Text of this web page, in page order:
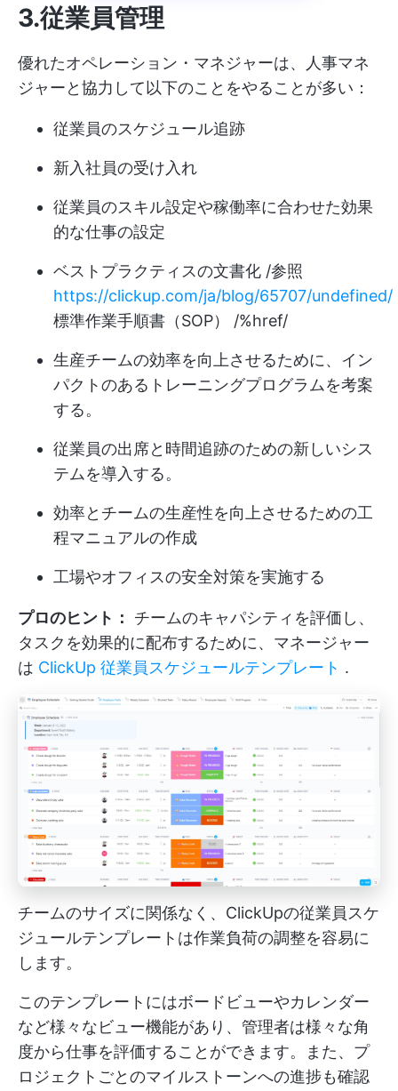
3.従業員管理
優れたオペレーション・マネジャーは、人事マネ
ジャーと協力して以下のことをやることが多い：
従業員のスケジュール追跡
新入社員の受け入れ
従業員のスキル設定や稼働率に合わせた効果
的な仕事の設定
ベストプラクティスの文書化 /参照
https://clickup.com/ja/blog/65707/undefined/
標準作業手順書（SOP） /%href/
生産チームの効率を向上させるために、イン
パクトのあるトレーニングプログラムを考案
する。
従業員の出席と時間追跡のための新しいシス
テムを導入する。
効率とチームの生産性を向上させるための工
程マニュアルの作成
工場やオフィスの安全対策を実施する
プロのヒント：
チームのキャパシティを評価し、
タスクを効果的に配布するために、マネージャー
は ClickUp 従業員スケジュールテンプレート .
チームのサイズに関係なく、ClickUpの従業員スケ
ジュールテンプレートは作業負荷の調整を容易に
します。
このテンプレートにはボードビューやカレンダー
など様々なビュー機能があり、管理者は様々な角
度から仕事を評価することができます。また、プ
ロジェクトごとのマイルストーンへの進捗も確認